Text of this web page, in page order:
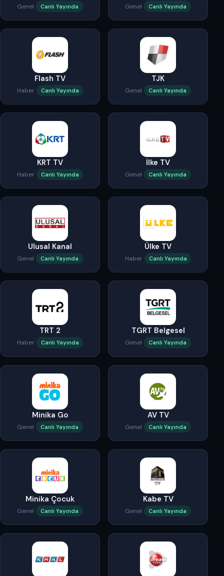
Genel Canlı Yayında Genel Canlı Yayında
Flash TV
Haber Canlı Yayında
TJK
Genel Canlı Yayında
KRT TV
Haber Canlı Yayında
İlke TV
Genel Canlı Yayında
Ulusal Kanal
Genel Canlı Yayında
Ülke TV
Haber Canlı Yayında
TRT 2
Haber Canlı Yayında
TGRT Belgesel
Genel Canlı Yayında
Minika Go
Genel Canlı Yayında
AV TV
Genel Canlı Yayında
Minika Çocuk
Genel Canlı Yayında
Kabe TV
Genel Canlı Yayında